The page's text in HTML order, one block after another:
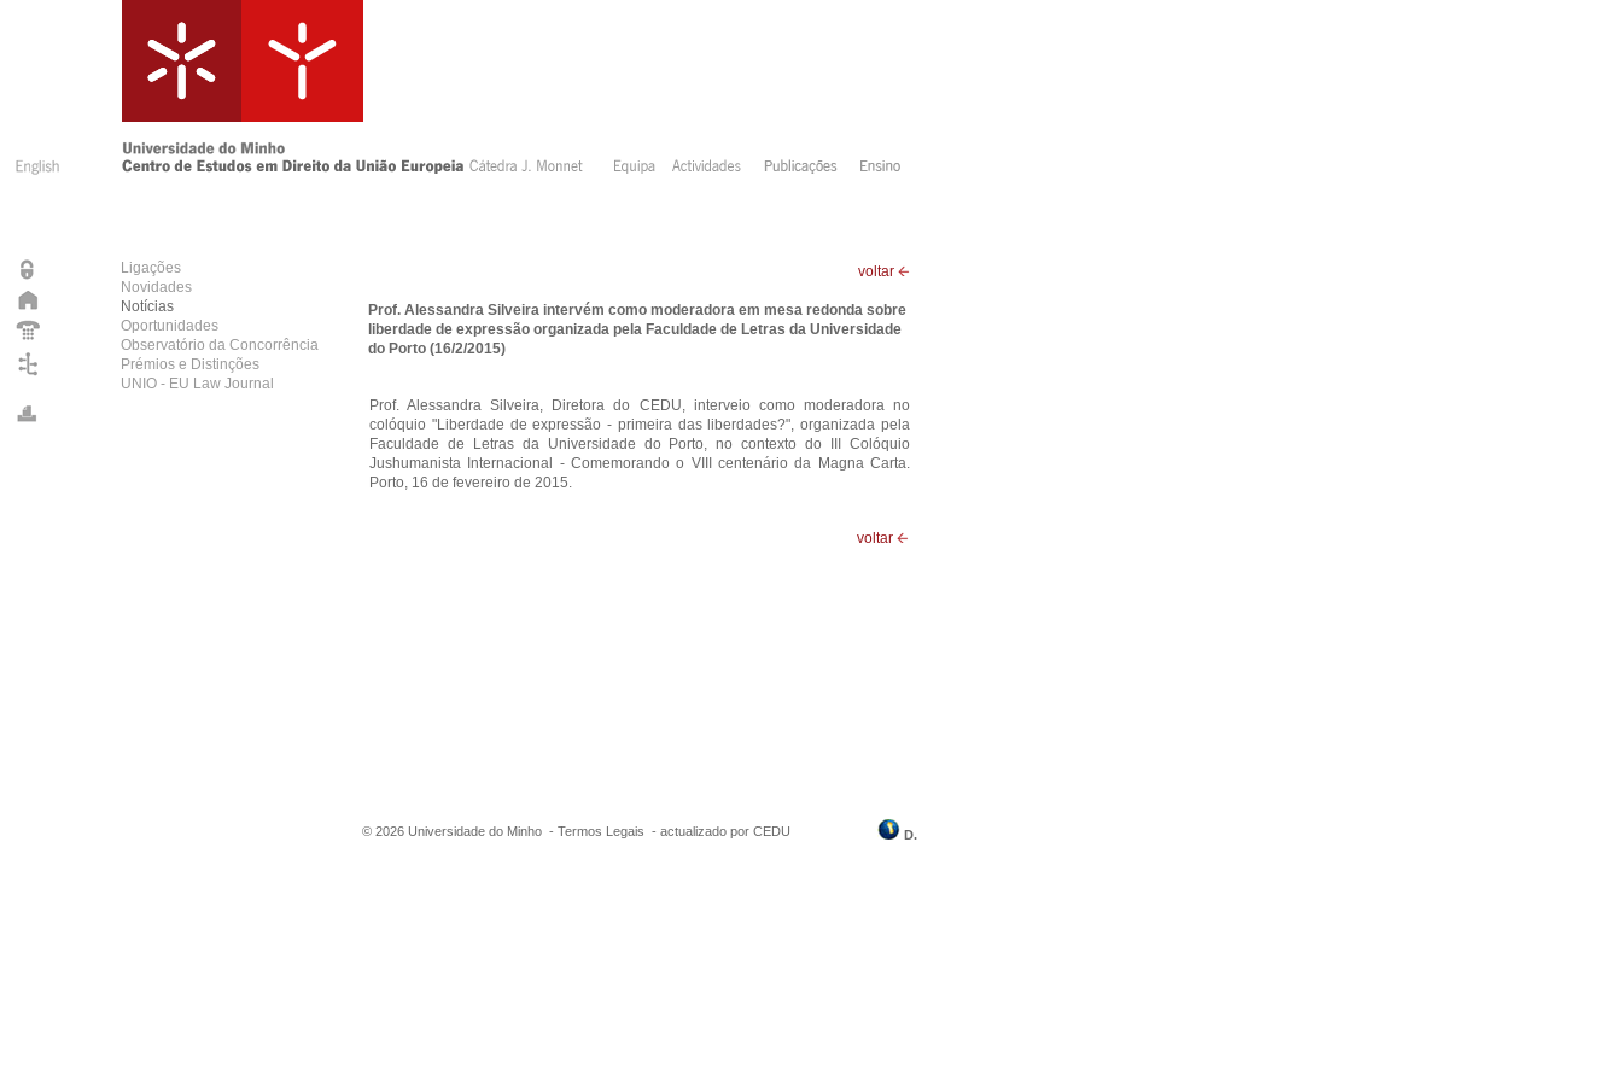
Ligações
Novidades
Notícias
Oportunidades
Observatório da Concorrência
Prémios e Distinções
UNIO - EU Law Journal
voltar
Prof. Alessandra Silveira intervém como moderadora em mesa redonda sobre
liberdade de expressão organizada pela Faculdade de Letras da Universidade
do Porto (16/2/2015)
Prof. Alessandra Silveira, Diretora do CEDU, interveio como moderadora no
colóquio "Liberdade de expressão - primeira das liberdades?", organizada pela
Faculdade de Letras da Universidade do Porto, no contexto do III Colóquio
Jushumanista Internacional - Comemorando o VIII centenário da Magna Carta.
Porto, 16 de fevereiro de 2015.
voltar
© 2026 Universidade do Minho - Termos Legais - actualizado por CEDU D.